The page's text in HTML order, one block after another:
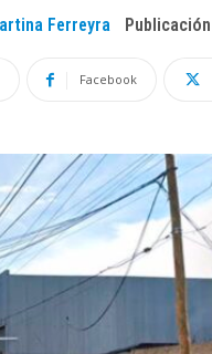
Ferreyra Publicación
Facebook